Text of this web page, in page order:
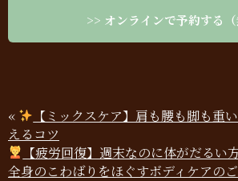
>> オンラインで予約する（
«
【ミックスケア】肩も腰も脚も重
えるコツ
【疲労回復】週末なのに体がだる
全身のこわばりをほぐすボディケアの